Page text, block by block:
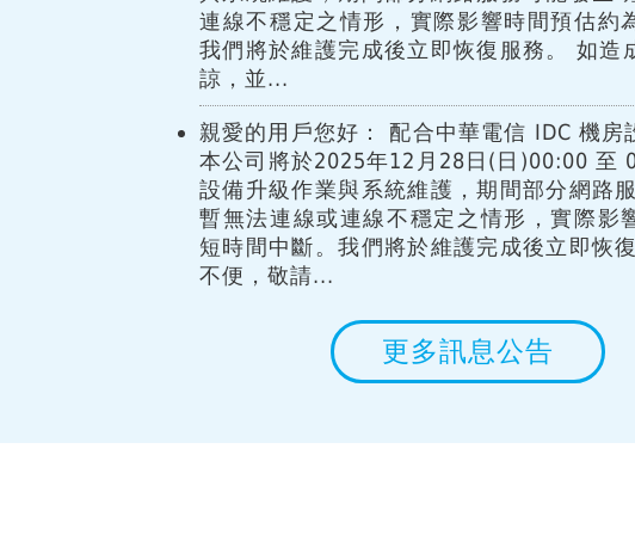
連線不穩定之情形，實際影響時間預估約
我們將於維護完成後立即恢復服務。 如造
諒，並...
親愛的用戶您好： 配合中華電信 IDC 機房
本公司將於2025年12月28日(日)00:00 至
設備升級作業與系統維護，期間部分網路
暫無法連線或連線不穩定之情形，實際影
短時間中斷。我們將於維護完成後立即恢
不便，敬請...
更多訊息公告